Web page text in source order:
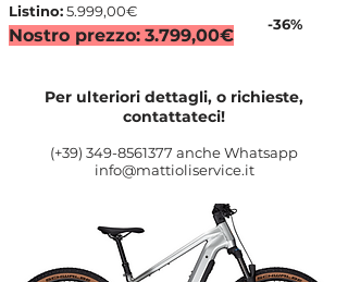
Listino:5.999,00€
-36%
Nostro prezzo: 3.799,00€
Per ulteriori dettagli, o richieste,
contattateci!
(+39) 349-8561377 anche Whatsapp
info@mattioliservice.it